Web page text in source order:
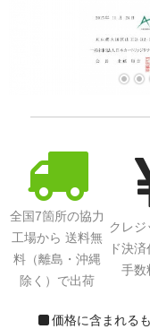
全国7箇所の協力
工場から 送料無
料（離島・沖縄
除く）で出荷
クレジ
ド決
手数
価格に含まれる